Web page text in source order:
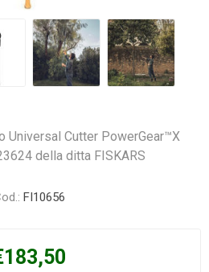
Cutter PowerGear™X
della ditta FISKARS
FI10656